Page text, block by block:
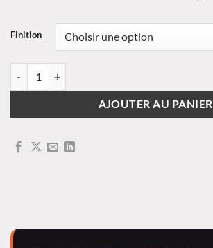
Finition
AJOUTER AU PANIER